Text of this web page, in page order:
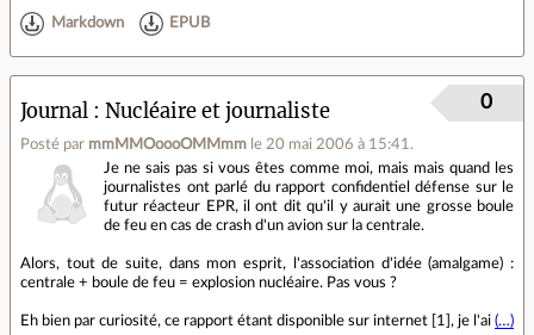
Markdown EPUB
Journal Nucléaire et journaliste
Posté par mmMMOoooOMMmm le 20 mai 2006 à 15:41 .
0
Je ne sais pas si vous êtes comme moi, mais mais quand les
journalistes ont parlé du rapport confidentiel défense sur le
futur réacteur EPR, il ont dit qu'il y aurait une grosse boule
de feu en cas de crash d'un avion sur la centrale.
Alors, tout de suite, dans mon esprit, l'association d'idée (amalgame) :
centrale + boule de feu = explosion nucléaire. Pas vous ?
Eh bien par curiosité, ce rapport étant disponible sur internet [1], je l'ai (…)